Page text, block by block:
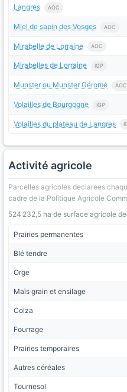
Langres AOC
Miel de sapin des Vosges AOC
Mirabelle de Lorraine AOC
Mirabelles de Lorraine IGP
Munster ou Munster Géromé AOC
Volailles de Bourgogne IGP
Volailles du plateau de Langres
Activité agricole
Parcelles agricoles declarees
cadre de la Politique Agricole
524 232,5 ha de surface agricole
Prairies permanentes
Blé tendre
Orge
Maïs grain et ensilage
Colza
Fourrage
Prairies temporaires
Autres céréales
Tournesol